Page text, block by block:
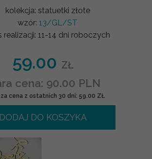
kolekcja: statuetki złote
wzór:13/GL/ST
realizacji:11-14 dni roboczych
59.00 ZŁ
cena: 90.00 PLN
cena z ostatnich 30 dni: 59.00 ZŁ
DODAJ DO KOSZYKA